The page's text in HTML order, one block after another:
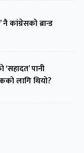
नै कांग्रेसको ब्रान्ड
पानी
लागि थियो?